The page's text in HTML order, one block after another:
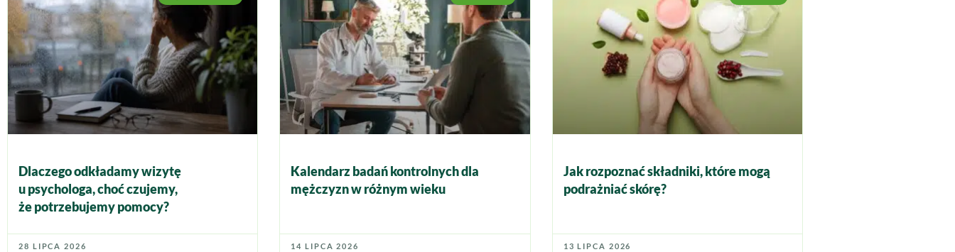
Dlaczego odkładamy wizytę
u psychologa, choć czujemy,
że potrzebujemy pomocy?
28 LIPCA 2026
Kalendarz badań kontrolnych dla
mężczyzn w różnym wieku
14 LIPCA 2026
Jak rozpoznać składniki, które mogą
podrażniać skórę?
13 LIPCA 2026